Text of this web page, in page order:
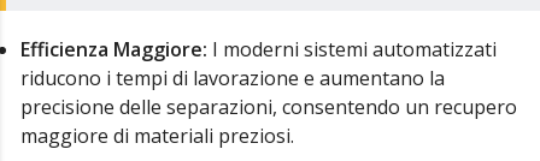
Efficienza Maggiore: I moderni sistemi automatizzati
riducono i tempi di lavorazione e aumentano la
precisione delle separazioni, consentendo un recupero
maggiore di materiali preziosi.